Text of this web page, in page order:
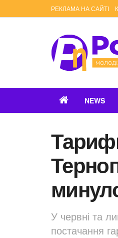
РЕКЛАМА НА САЙТІ
NEWS
У червні та
постачання